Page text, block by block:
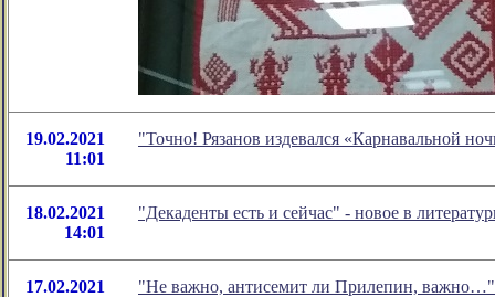
19.02.2021
11:01
"Точно! Рязанов издевался «Карнавальной
18.02.2021
14:01
"Декаденты есть и сейчас" - новое в
17.02.2021 "Не важно, антисемит ли Прилепин, важно…"